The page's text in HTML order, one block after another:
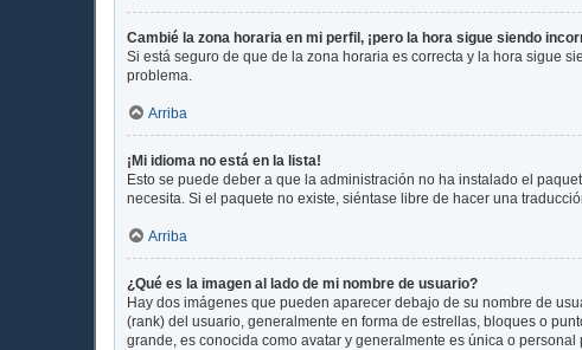
Cambié la zona horaria en mi perfil, ¡pero la hora sigue siendo
Si está seguro de que de la zona horaria es correcta y la hora sigue
problema.
Arriba
¡Mi idioma no está en la lista!
Esto se puede deber a que la administración no ha instalado el
necesita. Si el paquete no existe, siéntase libre de hacer una
Arriba
¿Qué es la imagen al lado de mi nombre de usuario?
Hay dos imágenes que pueden aparecer debajo de su nombre de
(rank) del usuario, generalmente en forma de estrellas, bloques o
grande, es conocida como avatar y generalmente es única o personal